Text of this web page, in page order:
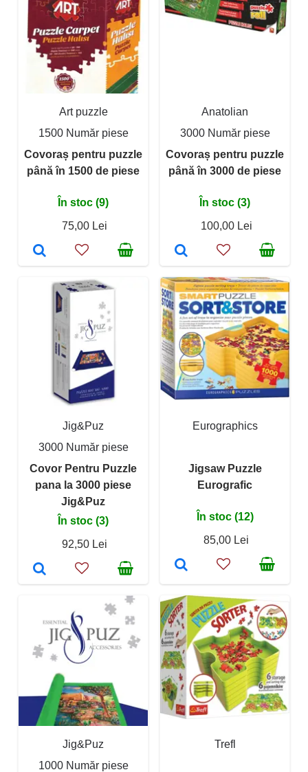
Art puzzle
1500 Număr piese
Covoraș pentru puzzle
până în 1500 de piese
În stoc (9)
75,00 Lei
Anatolian
3000 Număr piese
Covoraș pentru puzzle
până în 3000 de piese
În stoc (3)
100,00 Lei
Jig&Puz
3000 Număr piese
Covor Pentru Puzzle
pana la 3000 piese
Jig&Puz
În stoc (3)
92,50 Lei
Eurographics
Jigsaw Puzzle
Eurografic
În stoc (12)
85,00 Lei
Jig&Puz
1000 Număr piese
Trefl